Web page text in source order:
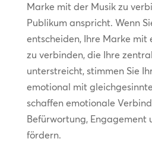
Marke mit der Musik zu
Publikum anspricht. Wenn
entscheiden, Ihre Marke mit
zu verbinden, die Ihre
unterstreicht, stimmen Sie
emotional mit
schaffen emotionale
Befürwortung, Engagement
fördern.